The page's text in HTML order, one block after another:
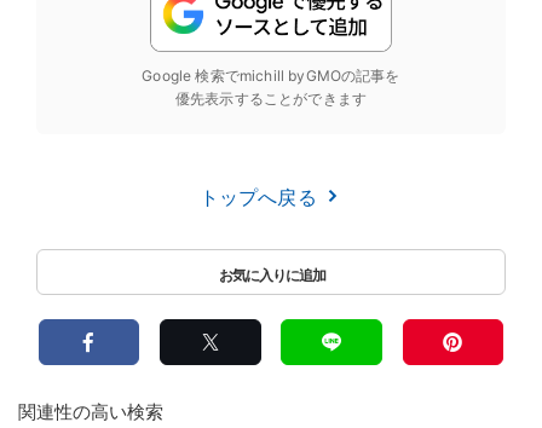
Google 検索でmichill byGMOの記事を
優先表示することができます
トップへ戻る